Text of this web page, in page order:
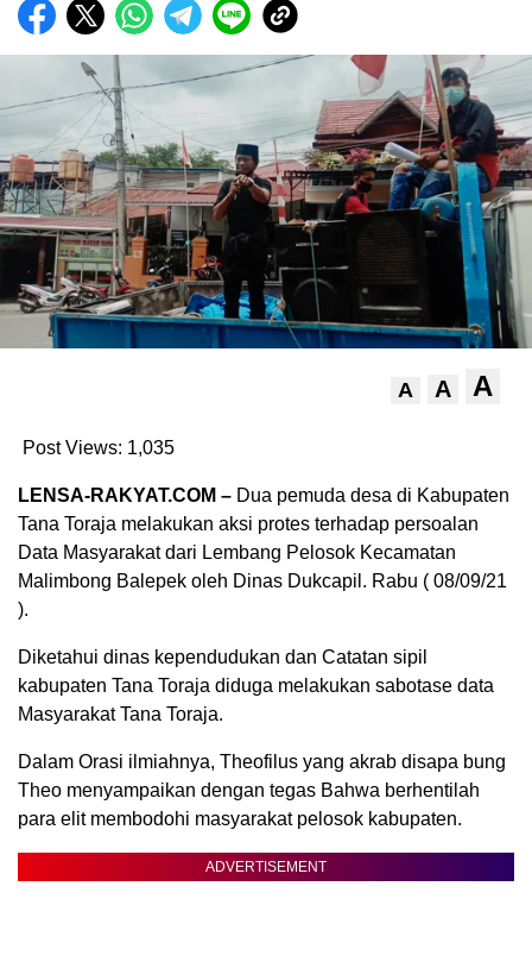
A A A
Post Views: 1,035
LENSA-RAKYAT.COM – Dua pemuda desa di Kabupaten
Tana Toraja melakukan aksi protes terhadap persoalan
Data Masyarakat dari Lembang Pelosok Kecamatan
Malimbong Balepek oleh Dinas Dukcapil. Rabu ( 08/09/21
).
Diketahui dinas kependudukan dan Catatan sipil
kabupaten Tana Toraja diduga melakukan sabotase data
Masyarakat Tana Toraja.
Dalam Orasi ilmiahnya, Theofilus yang akrab disapa bung
Theo menyampaikan dengan tegas Bahwa berhentilah
para elit membodohi masyarakat pelosok kabupaten.
ADVERTISEMENT